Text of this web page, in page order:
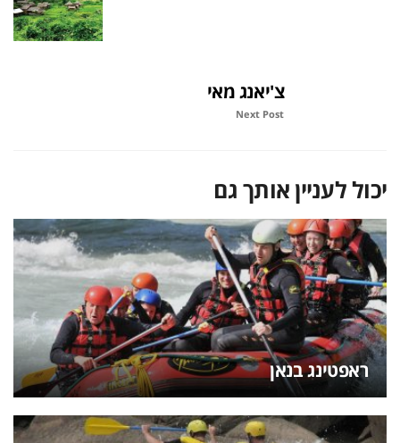
צ'יאנג מאי
Next Post
יכול לעניין אותך גם
ראפטינג בנאן